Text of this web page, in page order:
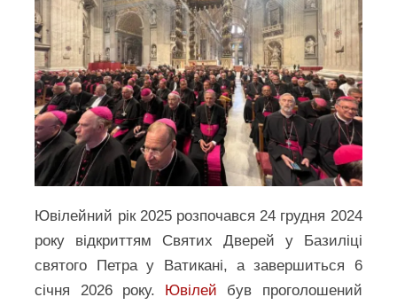
Ювілейний рік 2025 розпочався 24 грудня 2024
року відкриттям Святих Дверей у Базиліці
святого Петра у Ватикані, а завершиться 6
січня 2026 року. Ювілей був проголошений